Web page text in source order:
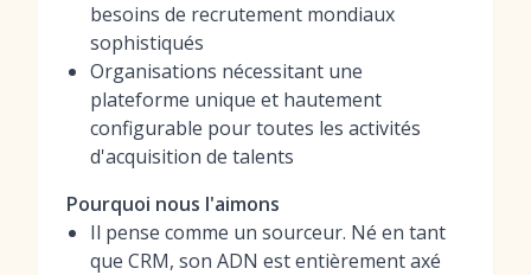
besoins de recrutement mondiaux
sophistiqués
Organisations nécessitant une
plateforme unique et hautement
configurable pour toutes les activités
d'acquisition de talents
Pourquoi nous l'aimons
Il pense comme un sourceur. Né en tant
que CRM, son ADN est entièrement axé